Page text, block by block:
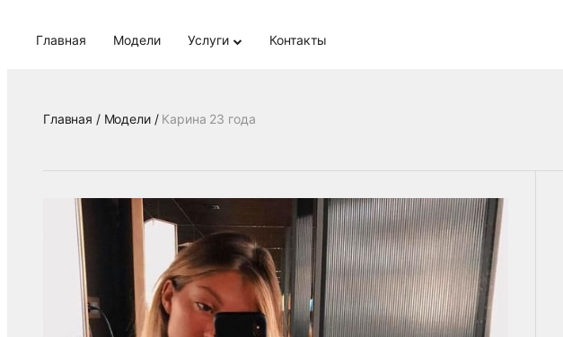
Главная Модели Услуги Контакты
Главная / Модели /Карина 23 года